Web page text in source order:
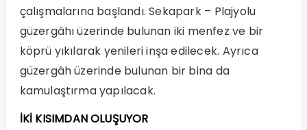
çalışmalarına başlandı. Sekapark – Plajyolu
güzergâhı üzerinde bulunan iki menfez ve bir
köprü yıkılarak yenileri inşa edilecek. Ayrıca
güzergâh üzerinde bulunan bir bina da
kamulaştırma yapılacak.
İKİ KISIMDAN OLUŞUYOR